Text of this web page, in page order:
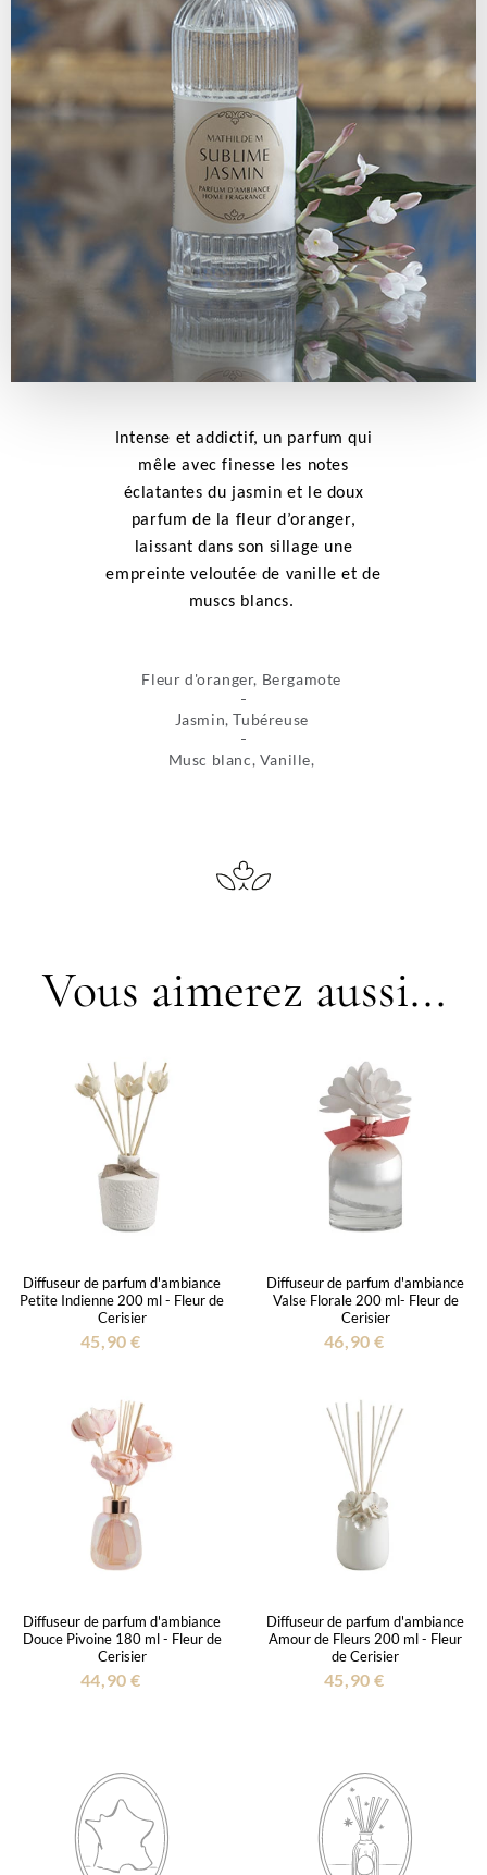
Intense et addictif, un parfum qui
mêle avec finesse les notes
éclatantes du jasmin et le doux
parfum de la fleur d’oranger,
laissant dans son sillage une
empreinte veloutée de vanille et de
muscs blancs.
Fleur d'oranger, Bergamote
Jasmin, Tubéreuse
Musc blanc, Vanille,
Vous aimerez aussi...
Diffuseur de parfum d'ambiance
Petite Indienne 200 ml - Fleur de
Cerisier
45,90 €
Diffuseur de parfum d'ambiance
Valse Florale 200 ml- Fleur de
Cerisier
46,90 €
Diffuseur de parfum d'ambiance
Douce Pivoine 180 ml - Fleur de
Cerisier
44,90 €
Diffuseur de parfum d'ambiance
Amour de Fleurs 200 ml - Fleur
de Cerisier
45,90 €